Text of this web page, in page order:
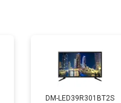
от 2600 ₽
DM-LED39R301BT2S